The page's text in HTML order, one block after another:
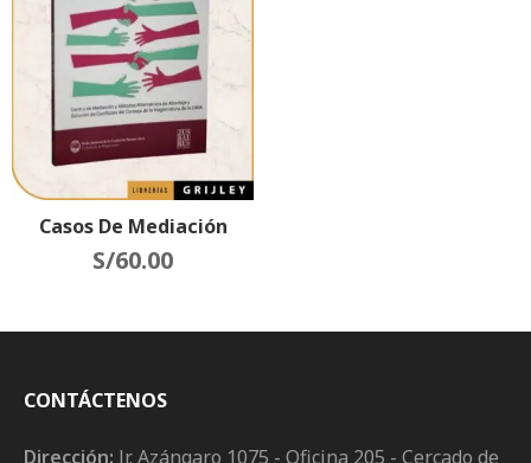
Casos De Mediación
S/60.00
CONTÁCTENOS
Dirección: Jr. Azángaro 1075 - Oficina 205 - Cercado de